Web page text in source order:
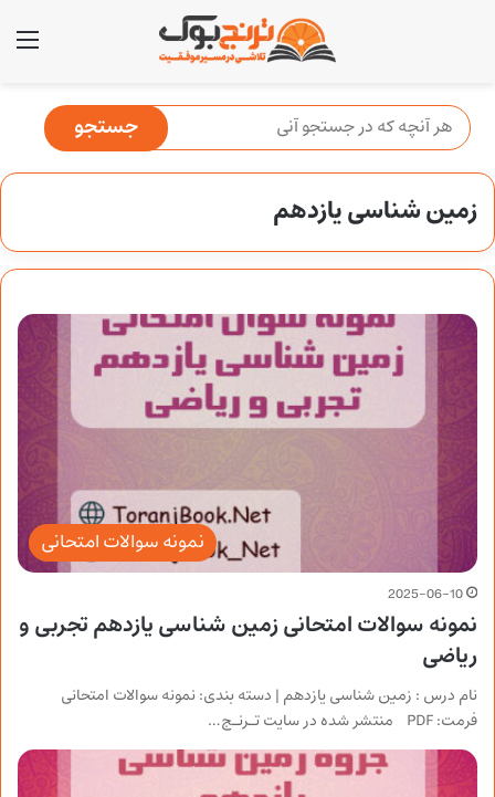
زمین شناسی یازدهم
نمونه سوالات امتحانی
2025-06-10
نمونه سوالات امتحانی زمین شناسی یازدهم تجربی و
ریاضی
نام درس : زمین شناسی یازدهم | دسته بندی: نمونه سوالات امتحانی
فرمت: PDF منتشر شده در سایت تـرنـج…